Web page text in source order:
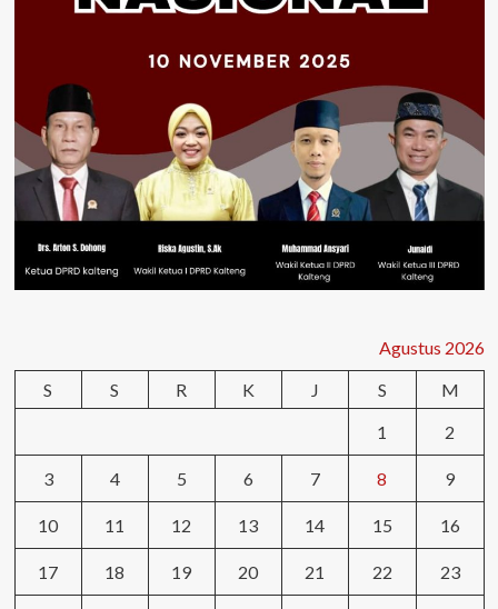
Agustus 2026
S
S R K J S
M
1
2
3 4 5 6 7 8 9
10 11 12 13 14 15 16
17 18 19 20 21 22 23